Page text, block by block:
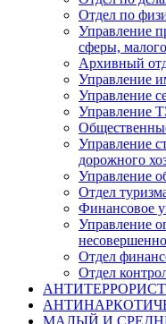
Отдел по
Управление
сферы,
Архивный
Управление
Управление
Управление
Управление
дорожного
Управление
Отдел
Финансовое
Управление
Отдел
Отдел
МАЛЫЙ И